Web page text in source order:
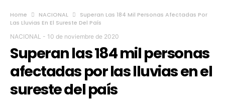
Home NACIONAL
Superan Las 184 Mil Personas Afectadas Por
Las Lluvias En El Sureste Del País
NACIONAL - 10 de noviembre de 2020
Superan las 184 mil personas
afectadas por las lluvias en el
sureste del país